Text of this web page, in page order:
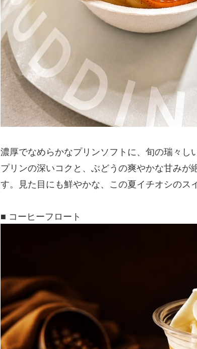
濃厚でなめらかなプリンソフトに、旬の瑞々し
プリンの深いコクと、ぶどうの爽やかな甘みが
す。見た目にも鮮やかな、この夏イチオシのス
■ コーヒーフロート